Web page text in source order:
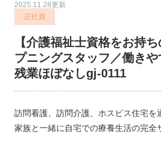
個人情報保護方
利用規約
お知らせ
お問い合わせ
2025.11.28更新
正社員
【介護福祉士資格をお持
プニングスタッフ／働き
残業ほぼなしgj-0111
訪問看護、訪問介護、ホスピス住宅を
家族と一緒に自宅での療養生活の完全